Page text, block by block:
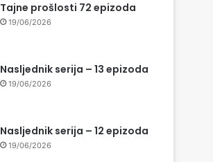
Tajne prošlosti 72 epizoda
19/06/2026
Nasljednik serija – 13 epizoda
19/06/2026
Nasljednik serija – 12 epizoda
19/06/2026